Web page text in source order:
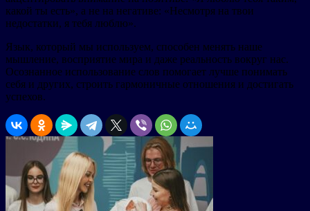
какой ты есть», а не на негативе: «Несмотря на твои
недостатки, я тебя люблю».
Язык, который мы используем, способен менять наше
мышление, восприятие мира и даже реальность вокруг нас.
Осознанное использование слов помогает лучше понимать
себя и других, строить гармоничные отношения и достигать
успехов.